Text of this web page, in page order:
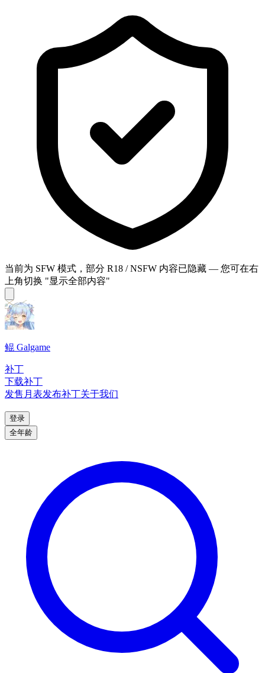
当前为 SFW 模式，部分 R18 / NSFW 内容已隐藏 — 您可在右
上角切换 "显示全部内容"
鲲 Galgame
补丁
下载补丁
发售月表发布补丁关于我们
登录
全年龄